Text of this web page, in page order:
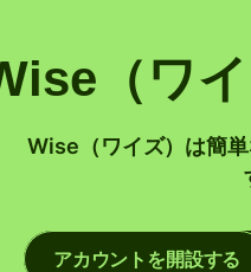
（ワ
Wise（ワイズ）は簡
アカウントを開設する